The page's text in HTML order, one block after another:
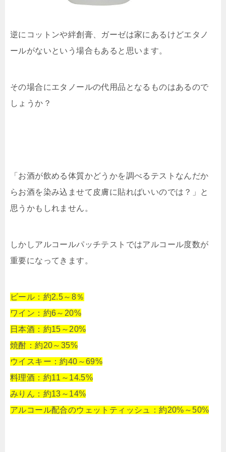
逆にコットンや絆創膏、ガーゼは家にあるけどエタノ
ールがないという場合もあると思います。
その場合にエタノールの代用品となるものはあるので
しょうか？
「お酒が飲める体質かどうかを調べるテストなんだか
らお酒を染み込ませて皮膚に貼ればいいのでは？」と
思うかもしれません。
しかしアルコールパッチテストではアルコール度数が
重要になってきます。
ビール：約2.5～8％
ワイン：約6～20%
日本酒：約15～20%
焼酎：約20～35%
ウイスキー：約40～69%
料理酒：約11～14.5%
みりん：約13～14%
アルコール配合のウェットティッシュ：約20%～50%